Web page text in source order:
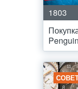
1803